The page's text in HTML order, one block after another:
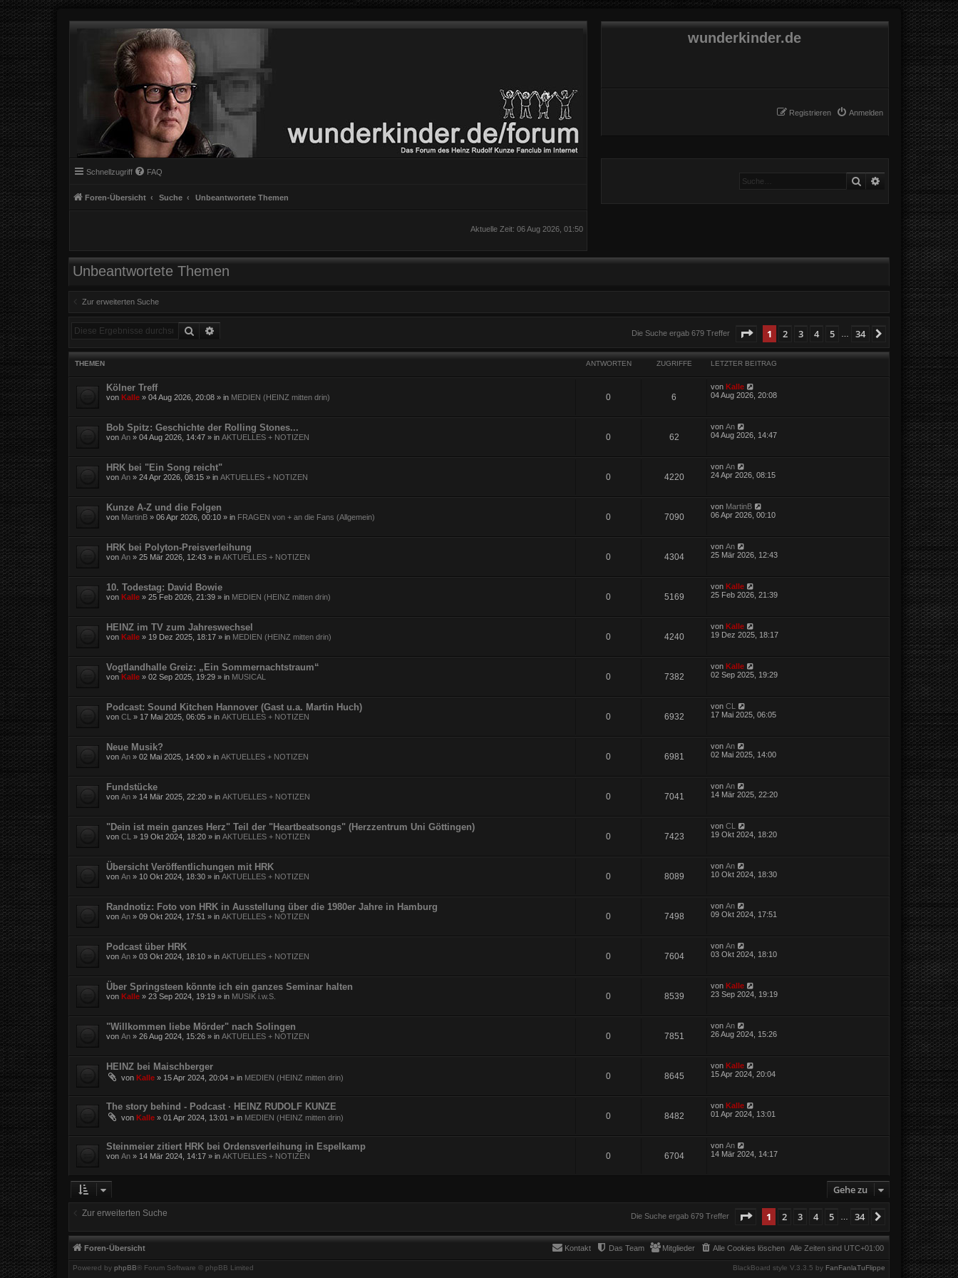
wunderkinder.de
Anmelden
Registrieren
Schnellzugriff FAQ
Foren-Übersicht Suche Unbeantwortete Themen
Suche Erweiterte Suche
Aktuelle Zeit: 06 Aug 2026, 01:50
Unbeantwortete Themen
Zur erweiterten Suche
Suche Die Suche ergab 679 Treffer Seite von34
1 2 3 4 5 34 Nächste
THEMEN ANTWORTEN ZUGRIFFE LETZTER BEITRAG
Kölner Treff
von Kalle » 04 Aug 2026, 20:08 » in MEDIEN (HEINZ mitten drin) 0 6
von Kalle
04 Aug 2026, 20:08
Bob Spitz: Geschichte der Rolling Stones...
von An » 04 Aug 2026, 14:47 » in AKTUELLES + NOTIZEN 0 62
von An
04 Aug 2026, 14:47
HRK bei "Ein Song reicht"
von An » 24 Apr 2026, 08:15 » in AKTUELLES + NOTIZEN 0 4220
von An
24 Apr 2026, 08:15
Kunze A-Z und die Folgen
von MartinB » 06 Apr 2026, 00:10 » in FRAGEN von + an die Fans (Allgemein) 0 7090
von MartinB
06 Apr 2026, 00:10
HRK bei Polyton-Preisverleihung
von An » 25 Mär 2026, 12:43 » in AKTUELLES + NOTIZEN 0 4304
von An
25 Mär 2026, 12:43
10. Todestag: David Bowie
von Kalle » 25 Feb 2026, 21:39 » in MEDIEN (HEINZ mitten drin) 0 5169
von Kalle
25 Feb 2026, 21:39
HEINZ im TV zum Jahreswechsel
von Kalle » 19 Dez 2025, 18:17 » in MEDIEN (HEINZ mitten drin) 0 4240
von Kalle
19 Dez 2025, 18:17
Vogtlandhalle Greiz: „Ein Sommernachtstraum“
von Kalle » 02 Sep 2025, 19:29 » in MUSICAL 0 7382
von Kalle
02 Sep 2025, 19:29
Podcast: Sound Kitchen Hannover (Gast u.a. Martin Huch)
von CL » 17 Mai 2025, 06:05 » in AKTUELLES + NOTIZEN 0 6932
von CL
17 Mai 2025, 06:05
Neue Musik?
von An » 02 Mai 2025, 14:00 » in AKTUELLES + NOTIZEN 0 6981
von An
02 Mai 2025, 14:00
Fundstücke
von An » 14 Mär 2025, 22:20 » in AKTUELLES + NOTIZEN 0 7041
von An
14 Mär 2025, 22:20
"Dein ist mein ganzes Herz" Teil der "Heartbeatsongs" (Herzzentrum Uni Göttingen)
von CL » 19 Okt 2024, 18:20 » in AKTUELLES + NOTIZEN 0 7423
von CL
19 Okt 2024, 18:20
Übersicht Veröffentlichungen mit HRK
von An » 10 Okt 2024, 18:30 » in AKTUELLES + NOTIZEN 0 8089
von An
10 Okt 2024, 18:30
Randnotiz: Foto von HRK in Ausstellung über die 1980er Jahre in Hamburg
von An » 09 Okt 2024, 17:51 » in AKTUELLES + NOTIZEN 0 7498
von An
09 Okt 2024, 17:51
Podcast über HRK
von An » 03 Okt 2024, 18:10 » in AKTUELLES + NOTIZEN 0 7604
von An
03 Okt 2024, 18:10
Über Springsteen könnte ich ein ganzes Seminar halten
von Kalle » 23 Sep 2024, 19:19 » in MUSIK i.w.S. 0 8539
von Kalle
23 Sep 2024, 19:19
"Willkommen liebe Mörder" nach Solingen
von An » 26 Aug 2024, 15:26 » in AKTUELLES + NOTIZEN 0 7851
von An
26 Aug 2024, 15:26
HEINZ bei Maischberger
von Kalle » 15 Apr 2024, 20:04 » in MEDIEN (HEINZ mitten drin) 0 8645
von Kalle
15 Apr 2024, 20:04
The story behind - Podcast · HEINZ RUDOLF KUNZE
von Kalle » 01 Apr 2024, 13:01 » in MEDIEN (HEINZ mitten drin) 0 8482
von Kalle
01 Apr 2024, 13:01
Steinmeier zitiert HRK bei Ordensverleihung in Espelkamp
von An » 14 Mär 2024, 14:17 » in AKTUELLES + NOTIZEN 0 6704
von An
14 Mär 2024, 14:17
Gehe zu
Zur erweiterten Suche Die Suche ergab 679 Treffer Seite von34
1 2 3 4 5 34 Nächste
Foren-Übersicht Alle Zeiten sind UTC+01:00
Alle Cookies löschen
Mitglieder
Das Team
Kontakt
Powered by phpBB® Forum Software © phpBB Limited BlackBoard style V.3.3.5 by FanFanlaTuFlippe